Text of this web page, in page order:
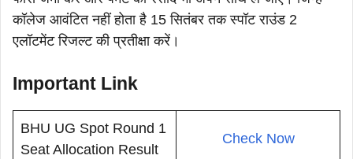
कॉलेज आवंटित नहीं होता है 15 सितंबर तक स्पॉट राउंड 2
एलॉटमेंट रिजल्ट की प्रतीक्षा करें।
Important Link
BHU UG Spot Round 1
Seat Allocation Result
Check Now